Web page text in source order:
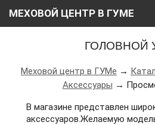
МЕХОВОЙ ЦЕНТР В ГУМЕ
РАССРОЧКА
ГОЛОВНОЙ
Меховой центр в ГУМе →
Аксессуары →
В магазине представлен
аксессуаров.Желаемую